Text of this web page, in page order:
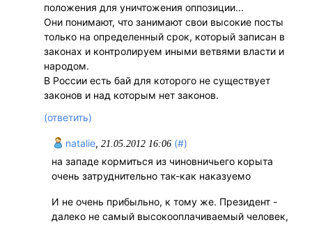
положения для уничтожения оппозиции...
Они понимают, что занимают свои высокие посты
только на определенный срок, который записан в
законах и контролируем иными ветвями власти и
народом.
В России есть бай для которого не существует
законов и над которым нет законов.
(ответить)
natalie,21.05.2012 16:06 (#)
на западе кормиться из чиновничьего корыта
очень затруднительно так-как наказуемо
И не очень прибыльно, к тому же. Президент -
далеко не самый высокооплачиваемый человек,